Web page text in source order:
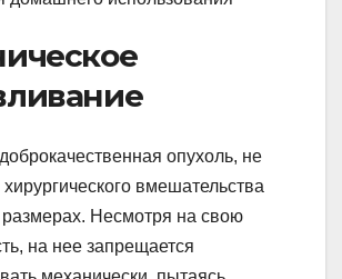
опухоль, не
вмешательства
размерах. Несмотря на свою
на нее запрещается